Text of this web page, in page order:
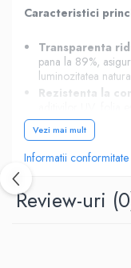
Caracteristici
Transparenta
pana la 89%,
luminozitatea
Rezistenta la
prevenind
Flexibilitate si
calitate asigura o
manipularea,
oferind protectie
Vezi mai mult
Informatii
Review-uri